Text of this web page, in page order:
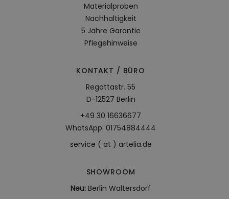
Materialproben
Nachhaltigkeit
5 Jahre Garantie
Pflegehinweise
KONTAKT / BÜRO
Regattastr. 55
D-12527 Berlin
+49 30 16636677
WhatsApp: 01754884444
service ( at ) artelia.de
SHOWROOM
Neu: Berlin Waltersdorf